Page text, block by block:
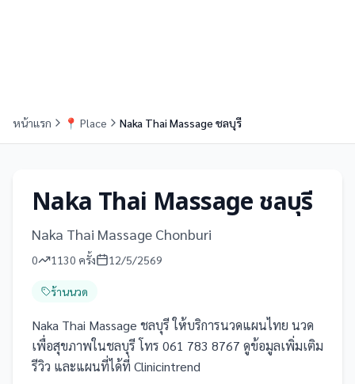
หน้าแรก 📍 Place Naka Thai Massage ชลบุรี
Naka Thai Massage ชลบุรี
Naka Thai Massage Chonburi
0 1130 ครั้ง 12/5/2569
ร้านนวด
Naka Thai Massage ชลบุรี ให้บริการนวดแผนไทย นวด
เพื่อสุขภาพในชลบุรี โทร 061 783 8767 ดูข้อมูลเพิ่มเติม
รีวิว และแผนที่ได้ที่ Clinicintrend